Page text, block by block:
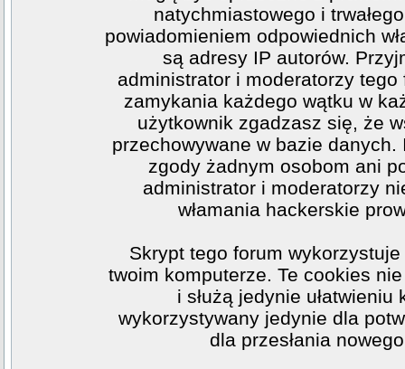
natychmiastowego i
powiadomieniem odpowiednich
są adresy IP autorów.
administrator i moderatorzy
zamykania każdego wątku w
użytkownik zgadzasz się, że
przechowywane w bazie
zgody żadnym osobom ani
administrator i moderatorzy
włamania hackerskie
Skrypt tego forum
twoim komputerze. Te cookies
i służą jedynie
wykorzystywany jedynie dla
dla przesłania